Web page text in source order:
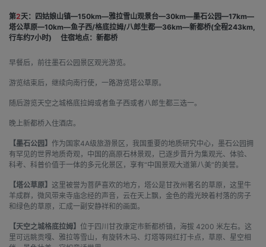
第2天：四姑娘山镇—150km—雅拉雪山观景台—30km—墨石公园—17km—
塔公草原—10km—鱼子西/格底拉姆/八郎生都—36km—新都桥(全程243km,
行车约7小时) 住宿地点：新都桥
早餐后，前往墨石公园景区观光游览。
游览结束后，继续向南行使，一路游览塔公草原。
随后游览天空之城格底拉姆或者鱼子西或者八郎生都三选一。
晚上新都桥入住酒店。
【墨石公园】 作为国家4A级旅游景区，我国重要的地质研究中心，墨石公园拥
有罕见的世界地质奇观，中国的高原石林景观，已逐步晋升为集观光、体验、
科考、科普价值于一体的多元化景区，享有“中国景观大道第八美”的美誉。
【塔公草原】 这里被誉为菩萨喜欢的地方，塔公是甘孜州著名的草原，这里牛
羊成群，微风带来寺庙念经的声音，云在天上飘，金色的霞光映着村落的房子
和绿色的草原，汇成一副安静祥和的画面。
【天空之城格底拉姆】 位于四川甘孜康定市新都桥镇，海拔 4200 米左右。这
里可远眺贡嘎、雅拉等雪山，有旋转木马、灯塔等网红打卡点，草原、星空相